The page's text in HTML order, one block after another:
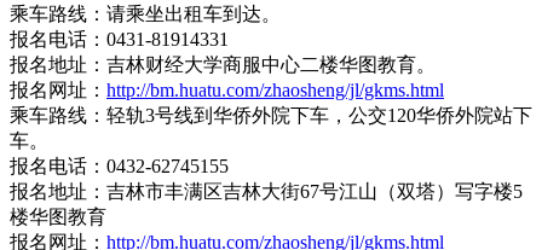
乘车路线：请乘坐出租车到达。
报名电话：0431-81914331
报名地址：吉林财经大学商服中心二楼华图教育。
报名网址： http://bm.huatu.com/zhaosheng/jl/gkms.html
乘车路线：轻轨3号线到华侨外院下车，公交120华侨外院站下
车。
报名电话：0432-62745155
报名地址：吉林市丰满区吉林大街67号江山（双塔）写字楼5
楼华图教育
报名网址： http://bm.huatu.com/zhaosheng/jl/gkms.html